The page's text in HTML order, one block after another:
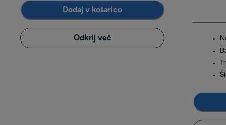
Dodaj v košarico
Odkrij več